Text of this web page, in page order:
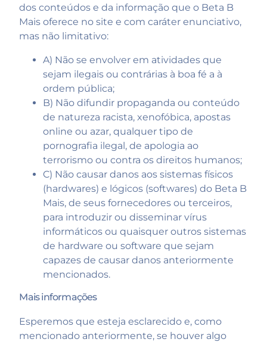
dos conteúdos e da informação que o Beta B
Mais oferece no site e com caráter enunciativo,
mas não limitativo:
A) Não se envolver em atividades que
sejam ilegais ou contrárias à boa fé a à
ordem pública;
B) Não difundir propaganda ou conteúdo
de natureza racista, xenofóbica, apostas
online ou azar, qualquer tipo de
pornografia ilegal, de apologia ao
terrorismo ou contra os direitos humanos;
C) Não causar danos aos sistemas físicos
(hardwares) e lógicos (softwares) do Beta B
Mais, de seus fornecedores ou terceiros,
para introduzir ou disseminar vírus
informáticos ou quaisquer outros sistemas
de hardware ou software que sejam
capazes de causar danos anteriormente
mencionados.
Mais informações
Esperemos que esteja esclarecido e, como
mencionado anteriormente, se houver algo